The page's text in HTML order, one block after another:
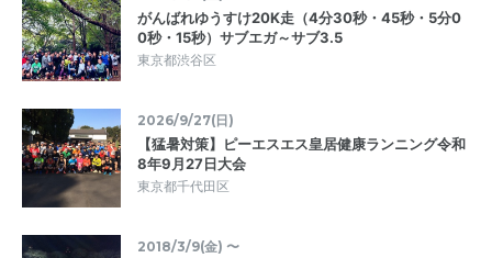
がんばれゆうすけ20K走（4分30秒・45秒・5分0
0秒・15秒）サブエガ～サブ3.5
東京都渋谷区
2026/9/27(日)
【猛暑対策】ピーエスエス皇居健康ランニング令和
8年9月27日大会
東京都千代田区
2018/3/9(金) 〜